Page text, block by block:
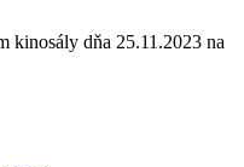
kinosály dňa 25.11.2023 na